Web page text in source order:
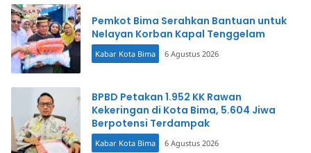
Pemkot Bima Serahkan Bantuan untuk
Nelayan Korban Kapal Tenggelam
Kabar Kota Bima 6 Agustus 2026
BPBD Petakan 1.952 KK Rawan
Kekeringan di Kota Bima, 5.604 Jiwa
Berpotensi Terdampak
Kabar Kota Bima 6 Agustus 2026